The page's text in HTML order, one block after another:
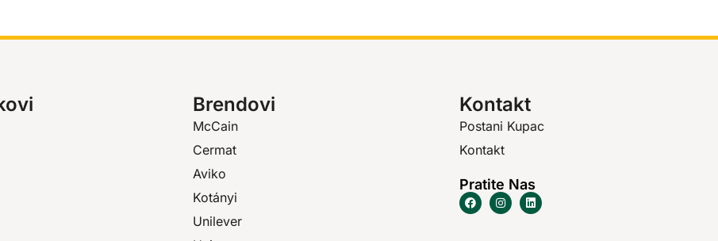
Brendovi
McCain
Cermat
Aviko
Kotányi
Unilever
Kontakt
Postani Kupac
Kontakt
Pratite Nas